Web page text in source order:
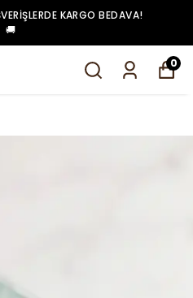
KARGO BEDAVA!
🚚
0